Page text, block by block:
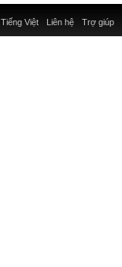
Liên hệ Trợ giúp
Tiếng Việt